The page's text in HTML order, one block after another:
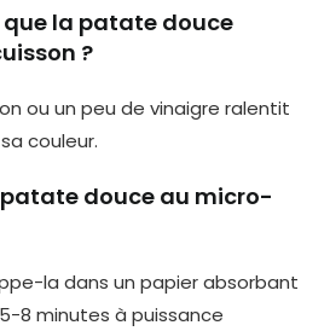
la patate douce
?
ou un peu de vinaigre ralentit
couleur.
douce au micro-
la dans un papier absorbant
8 minutes à puissance